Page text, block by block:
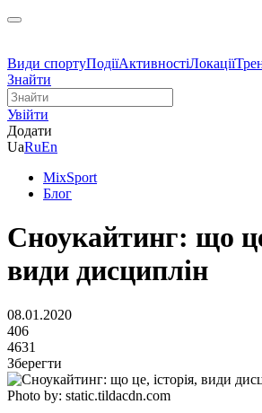
Види спортуПодіїАктивностіЛокації
Знайти
Увійти
Додати
UaRuEn
MixSport
Блог
Сноукайтинг: що
види дисциплін
08.01.2020
406
4631
Зберегти
Photo by: static.tildacdn.com